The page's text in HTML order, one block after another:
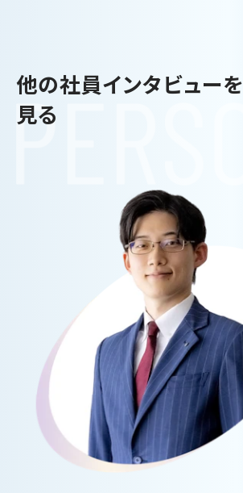
他の社員インタビューを
見る